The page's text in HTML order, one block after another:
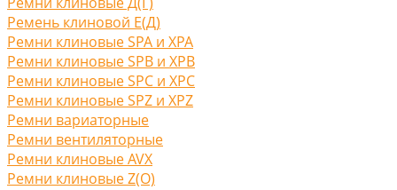
Ремень клиновой Е(Д)
Ремни клиновые SPA и XPA
Ремни клиновые SPB и XPB
Ремни клиновые SPC и XPC
Ремни клиновые SPZ и XPZ
Ремни вариаторные
Ремни вентиляторные
Ремни клиновые AVX
Ремни клиновые Z(O)